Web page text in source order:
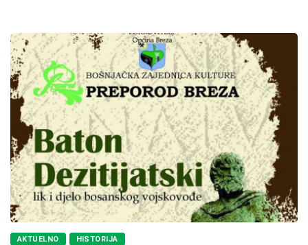
AKTUELNO HISTORIJA